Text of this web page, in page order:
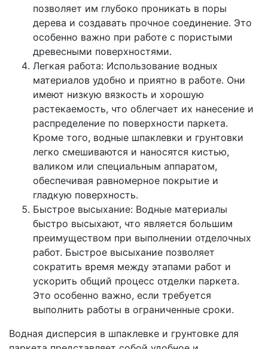
позволяет им глубоко проникать в поры
дерева и создавать прочное соединение. Это
особенно важно при работе с пористыми
древесными поверхностями.
Легкая работа: Использование водных
материалов удобно и приятно в работе. Они
имеют низкую вязкость и хорошую
растекаемость, что облегчает их нанесение и
распределение по поверхности паркета.
Кроме того, водные шпаклевки и грунтовки
легко смешиваются и наносятся кистью,
валиком или специальным аппаратом,
обеспечивая равномерное покрытие и
гладкую поверхность.
Быстрое высыхание: Водные материалы
быстро высыхают, что является большим
преимуществом при выполнении отделочных
работ. Быстрое высыхание позволяет
сократить время между этапами работ и
ускорить общий процесс отделки паркета.
Это особенно важно, если требуется
выполнить работы в ограниченные сроки.
Водная дисперсия в шпаклевке и грунтовке для